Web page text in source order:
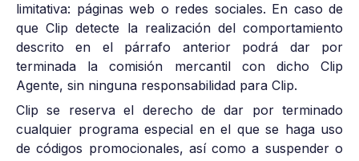
limitativa: páginas web o redes sociales. En caso de
que Clip detecte la realización del comportamiento
descrito en el párrafo anterior podrá dar por
terminada la comisión mercantil con dicho Clip
Agente, sin ninguna responsabilidad para Clip.
Clip se reserva el derecho de dar por terminado
cualquier programa especial en el que se haga uso
de códigos promocionales, así como a suspender o